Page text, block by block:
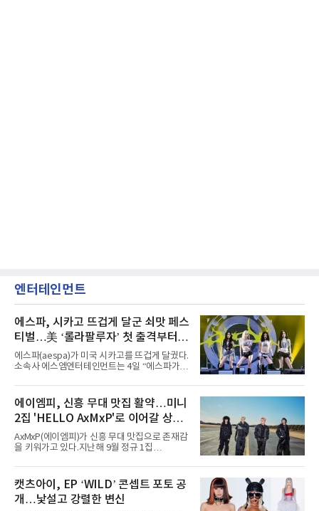
엔터테인먼트
에스파, 시카고 뜨겁게 달군 쇠맛 페스
티벌…美 ‘롤라팔루자’ 첫 출격부터
증명한 존재감
에스파(aespa)가 미국 시카고를 뜨겁게 달궜다.
소속사 에스엠엔터테인먼트는 4일 “에스파가
서 열린 ‘롤라팔루자 시카고’(Lollapalooza
Chicago)의 알리안츠 스테이지에 올랐다”며
“총 14곡으로 구성된 세트리스트를 선사, 데뷔 7
년 차다운 노련한 무대 매너와 파워풀한 에너지
로 현장의 분위기를 압도했다”고 밝혔다.1991
년 시작된 ‘롤라팔루자’는 8개 스테이지, 170여
팀의 아티스트와 40만 명 이상의 관객이 운집하
코르티스 등 K팝 스타들이 출연진 명단에 이름
을 올렸다.이날 에스파는
에이엠피, 신흥 무대 맛집 활약…미니
2집 'HELLO AxMxP'로 이어갈 상승
세
AxMxP(에이엠피)가 신흥 무대 맛집으로 존재감
을 키워가고 있다.지난해 9월 정규 1집
AxMxP는 데뷔 전부터 버스킹과 각종 페스티벌,
공연 무대에 오르며 실전 경험을 쌓아왔다.이들
은 소속사 패밀리 콘서트를 비롯해 '뷰티풀 민트
라이프 2025', '2025 부산국제록페스티벌' 등 대
캣츠아이, EP ‘WILD’ 콘셉트 포토 공
개…낯설고 강렬한 변신